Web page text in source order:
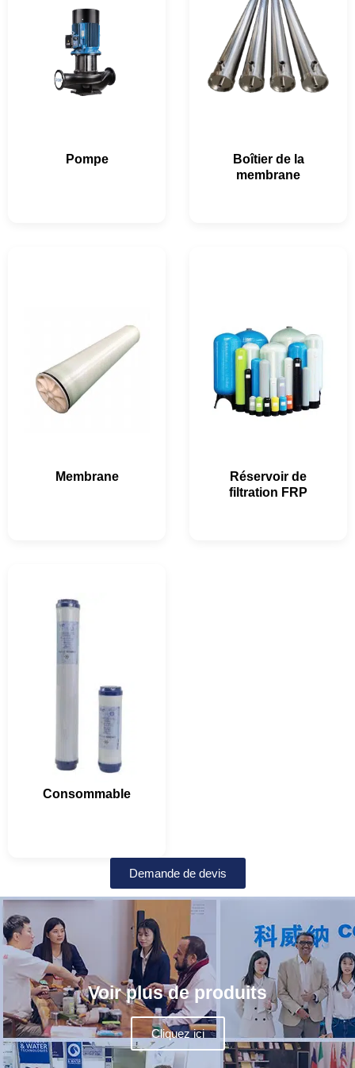
Pompe
Boîtier de la
membrane
Membrane
Réservoir de
filtration FRP
Consommable
Demande de devis
Voir plus de produits
Cliquez ici